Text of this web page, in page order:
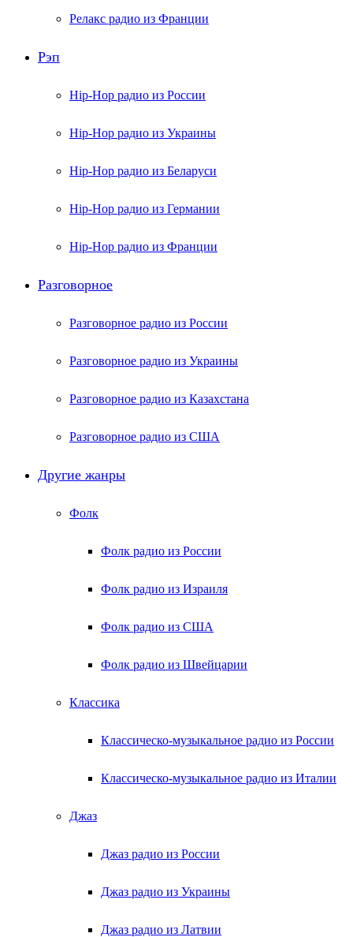
Релакс радио из Франции
Рэп
Hip-Hop радио из России
Hip-Hop радио из Украины
Hip-Hop радио из Беларуси
Hip-Hop радио из Германии
Hip-Hop радио из Франции
Разговорное
Разговорное радио из России
Разговорное радио из Украины
Разговорное радио из Казахстана
Разговорное радио из США
Другие жанры
Фолк
Фолк радио из России
Фолк радио из Израиля
Фолк радио из США
Фолк радио из Швейцарии
Классика
Классическо-музыкальное радио из России
Классическо-музыкальное радио из Италии
Джаз
Джаз радио из России
Джаз радио из Украины
Джаз радио из Латвии